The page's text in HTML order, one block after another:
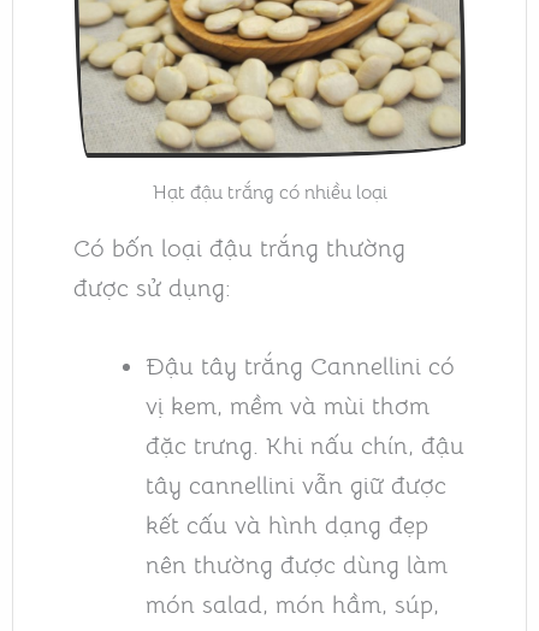
Hạt đậu trắng có nhiều loại
Có bốn loại đậu trắng thường
được sử dụng:
Đậu tây trắng Cannellini có
vị kem, mềm và mùi thơm
đặc trưng. Khi nấu chín, đậu
tây cannellini vẫn giữ được
kết cấu và hình dạng đẹp
nên thường được dùng làm
món salad, món hầm, súp,